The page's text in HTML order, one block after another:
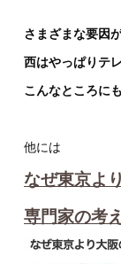
さまざまな要因
西はやっぱりテ
こんなところに
他には
なぜ東京よ
専門家の考え